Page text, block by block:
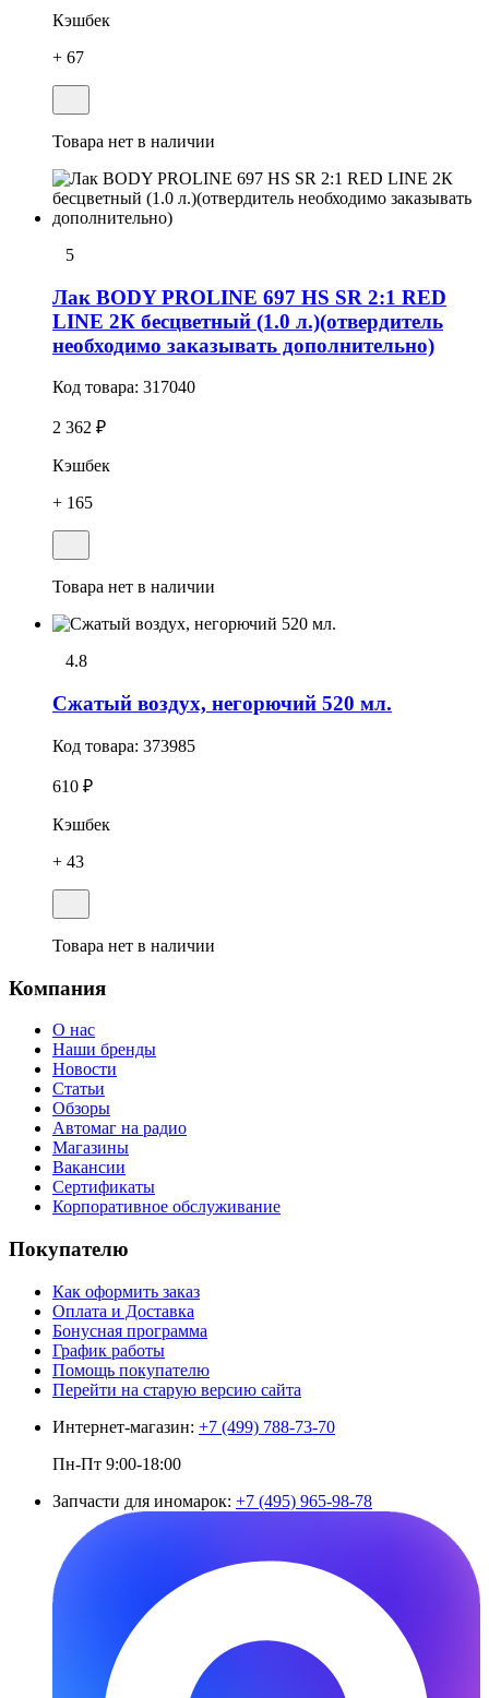
Кэшбек
+ 67
Товара нет в наличии
5
Лак BODY PROLINE 697 HS SR 2:1 RED
LINE 2К бесцветный (1.0 л.)(отвердитель
необходимо заказывать дополнительно)
Код товара: 317040
2 362 ₽
Кэшбек
+ 165
Товара нет в наличии
4.8
Сжатый воздух, негорючий 520 мл.
Код товара: 373985
610 ₽
Кэшбек
+ 43
Товара нет в наличии
Компания
О нас
Наши бренды
Новости
Статьи
Обзоры
Автомаг на радио
Магазины
Вакансии
Сертификаты
Корпоративное обслуживание
Покупателю
Как оформить заказ
Оплата и Доставка
Бонусная программа
График работы
Помощь покупателю
Перейти на старую версию сайта
Интернет-магазин: +7 (499) 788-73-70
Пн-Пт 9:00-18:00
Запчасти для иномарок: +7 (495) 965-98-78